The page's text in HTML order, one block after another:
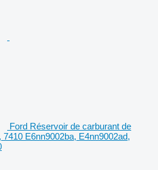
Ford Réservoir de carburant de
E6nn9002ba, E4nn9002ad,